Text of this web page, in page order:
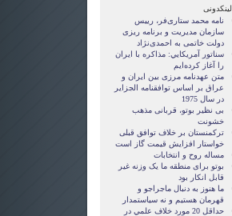
لینکدونی
نامه محمد ستاری‌فر، رییس
سازمان مدیریت و برنامه ریزی
دولت خاتمی به احمدی‌نژاد
سناتور آمريکايي: مذاکره با ايران
را آغاز کرده‌ايم
متن عهدنامه مرزى بين ايران و
عراق بر اساس توافقنامه الجزاير
در سال 1975
بی نظیر بوتو، قربانی مذهب
خشونت
ترکمنستان بر خلاف توافق قبلی
خواستار افزایش قیمت گاز است
مساله روح و انتخابات
بوتو برای منطقه ما یک وزنه غیر
قابل انکار بود
ما هنوز به دنبال ماجراجو و
قهرمان هستيم و نه سياستمدار
حداقل 20 مورد خلاف علمي در